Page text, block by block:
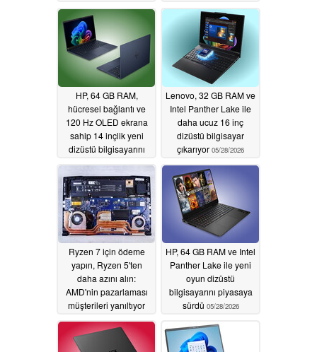
piyasaya sürdü
06/04/2026
05/28/2026
HP, 64 GB RAM,
hücresel bağlantı ve
120 Hz OLED ekrana
sahip 14 inçlik yeni
dizüstü bilgisayarını
piyasaya sürdü
05/28/2026
Lenovo, 32 GB RAM ve
Intel Panther Lake ile
daha ucuz 16 inç
dizüstü bilgisayar
çıkarıyor 05/28/2026
Ryzen 7 için ödeme
yapın, Ryzen 5'ten
daha azını alın:
AMD'nin pazarlaması
müşterileri yanıltıyor
05/28/2026
HP, 64 GB RAM ve Intel
Panther Lake ile yeni
oyun dizüstü
bilgisayarını piyasaya
sürdü 05/28/2026